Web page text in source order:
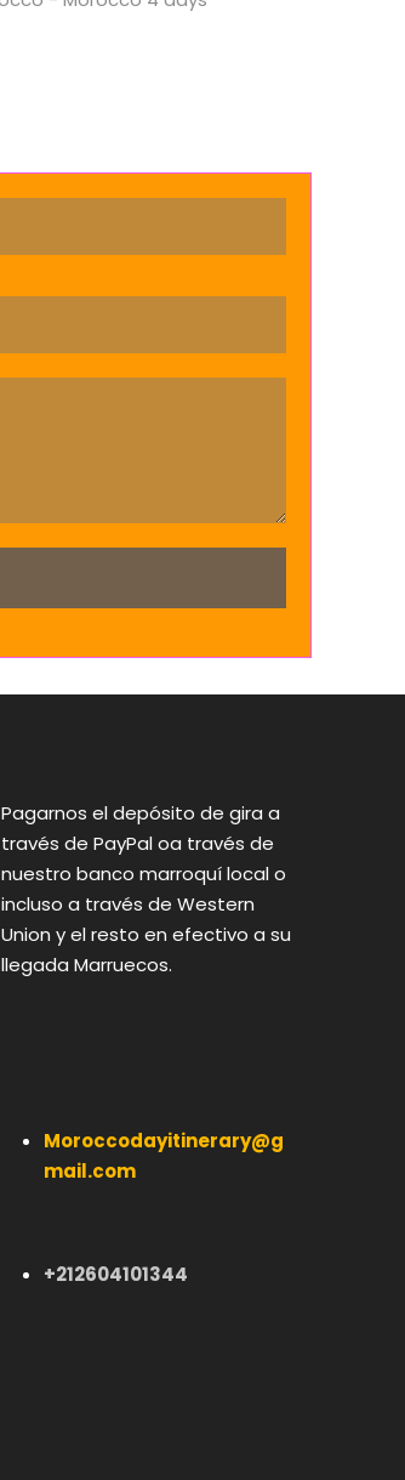
Pagarnos el depósito de gira a
través de PayPal oa través de
nuestro banco marroquí local o
incluso a través de Western
Union y el resto en efectivo a su
llegada Marruecos.
Moroccodayitinerary@g
mail.com
+212604101344